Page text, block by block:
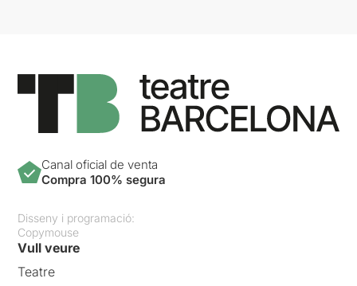
Canal oficial de venta
Compra 100% segura
Disseny i programació:
Copymouse
Vull veure
Teatre